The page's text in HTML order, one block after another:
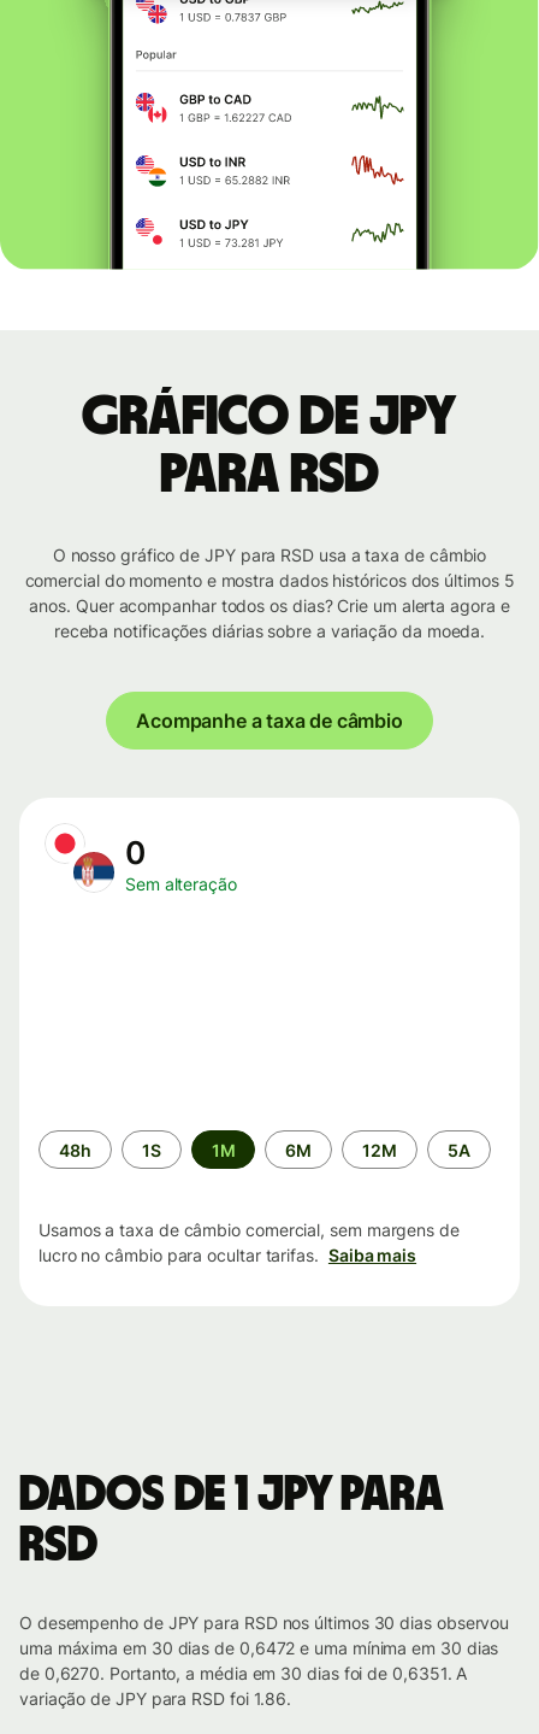
Gráfico de JPY
para RSD
O nosso gráfico de JPY para RSD usa a taxa de câmbio
comercial do momento e mostra dados históricos dos últimos 5
anos. Quer acompanhar todos os dias? Crie um alerta agora e
receba notificações diárias sobre a variação da moeda.
Acompanhe a taxa de câmbio
0
Sem alteração
Período
de
48h 1S 1M 6M 12M 5A
Usamos a taxa de câmbio comercial, sem margens de
lucro no câmbio para ocultar tarifas. Saiba mais
Dados de 1 JPY para
RSD
O desempenho de JPY para RSD nos últimos 30 dias observou
uma máxima em 30 dias de 0,6472 e uma mínima em 30 dias
de 0,6270. Portanto, a média em 30 dias foi de 0,6351. A
variação de JPY para RSD foi 1.86.